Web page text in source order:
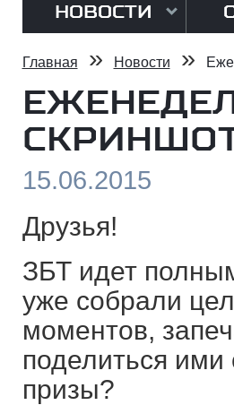
НОВОСТИ
Главная » Новости »
15.06.2015
Друзья!
ЗБТ идет
уже собрали
моментов,
поделиться ими
призы?